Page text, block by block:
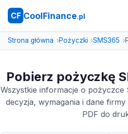
CF CoolFinance.pl
Strona główna Pożyczki SMS365
Pobierz pożyczkę
Wszystkie informacje o pożyczce
decyzja, wymagania i dane
PDF do